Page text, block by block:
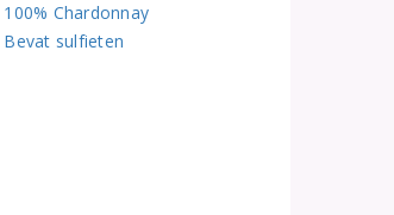
100% Chardonnay
Bevat sulfieten